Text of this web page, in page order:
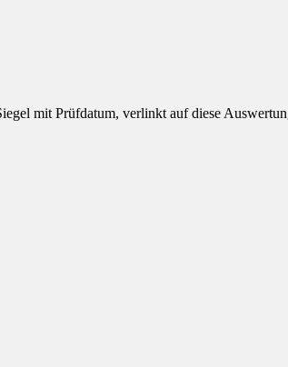
mit Prüfdatum, verlinkt auf diese